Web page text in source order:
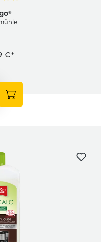
4 von 5 Sternen
€*